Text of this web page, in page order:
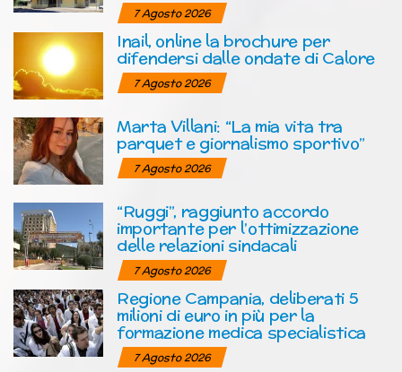
7 Agosto 2026
Inail, online la brochure per
difendersi dalle ondate di Calore
7 Agosto 2026
Marta Villani: “La mia vita tra
parquet e giornalismo sportivo”
7 Agosto 2026
“Ruggi”, raggiunto accordo
importante per l’ottimizzazione
delle relazioni sindacali
7 Agosto 2026
Regione Campania, deliberati 5
milioni di euro in più per la
formazione medica specialistica
7 Agosto 2026